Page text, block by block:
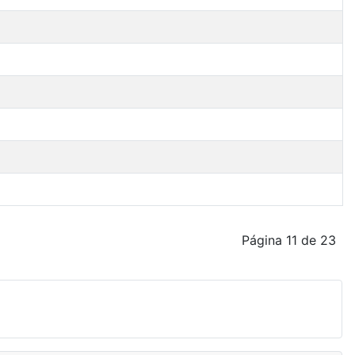
Página 11 de 23